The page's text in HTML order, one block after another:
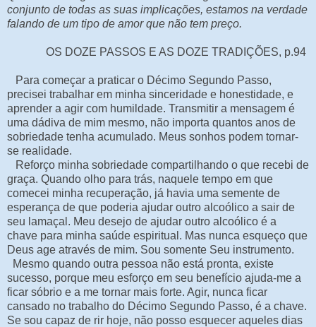
conjunto de todas as suas implicações, estamos na verdade
falando de um tipo de amor que não tem preço.
OS DOZE PASSOS E AS DOZE TRADIÇÕES, p.94
Para começar a praticar o Décimo Segundo Passo,
precisei trabalhar em minha sinceridade e honestidade, e
aprender a agir com humildade. Transmitir a mensagem é
uma dádiva de mim mesmo, não importa quantos anos de
sobriedade tenha acumulado. Meus sonhos podem tornar-
se realidade.
Reforço minha sobriedade compartilhando o que recebi de
graça. Quando olho para trás, naquele tempo em que
comecei minha recuperação, já havia uma semente de
esperança de que poderia ajudar outro alcoólico a sair de
seu lamaçal. Meu desejo de ajudar outro alcoólico é a
chave para minha saúde espiritual. Mas nunca esqueço que
Deus age através de mim. Sou somente Seu instrumento.
Mesmo quando outra pessoa não está pronta, existe
sucesso, porque meu esforço em seu benefício ajuda-me a
ficar sóbrio e a me tornar mais forte. Agir, nunca ficar
cansado no trabalho do Décimo Segundo Passo, é a chave.
Se sou capaz de rir hoje, não posso esquecer aqueles dias